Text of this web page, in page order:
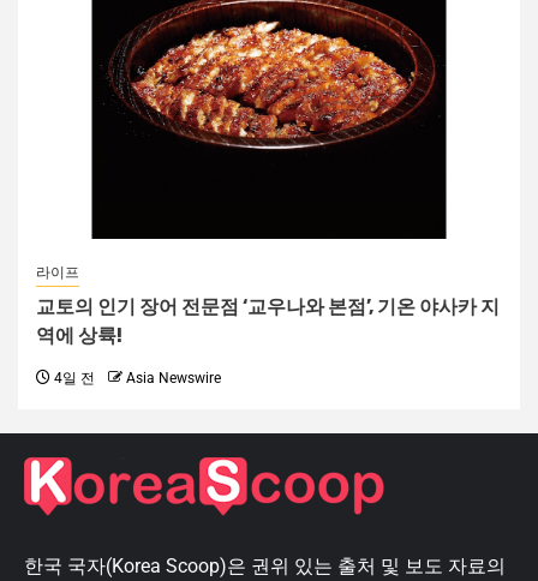
라이프
교토의 인기 장어 전문점 ‘교우나와 본점’, 기온 야사카 지
역에 상륙!
4일 전 Asia Newswire
한국 국자(Korea Scoop)은 권위 있는 출처 및 보도 자료의